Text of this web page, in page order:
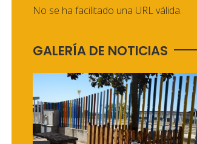
No se ha facilitado una URL válida.
GALERÍA DE NOTICIAS